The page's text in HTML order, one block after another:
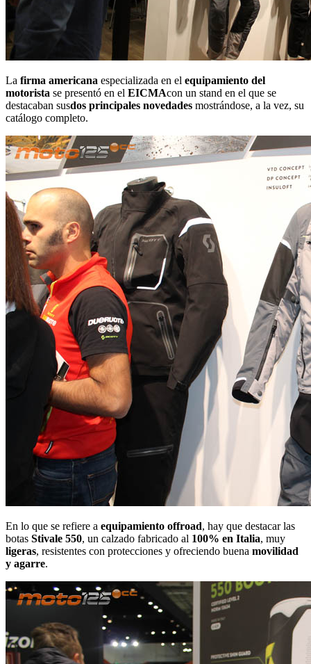
La firma americana especializada en el equipamiento del
motorista se presentó en el EICMAcon un stand en el que se
destacaban susdos principales novedades mostrándose, a la vez, su
catálogo completo.
En lo que se refiere a equipamiento offroad, hay que destacar las
botas Stivale 550, un calzado fabricado al 100% en Italia, muy
ligeras, resistentes con protecciones y ofreciendo buena movilidad
y agarre.